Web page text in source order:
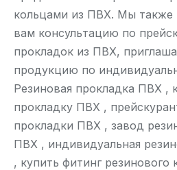
кольцами из ПВХ. Мы
вам консультацию по
прокладок из ПВХ,
продукцию по
Резиновая прокладка ПВХ ,
прокладку ПВХ ,
прокладки ПВХ , завод
ПВХ , индивидуальная
, купить фитинг